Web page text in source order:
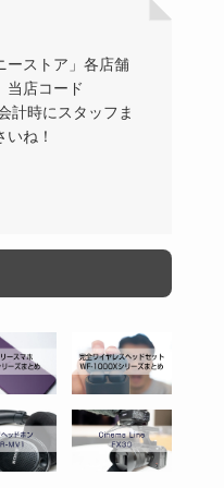
ーストア」各店舗
当店コード
計時にスタッフま
ね！